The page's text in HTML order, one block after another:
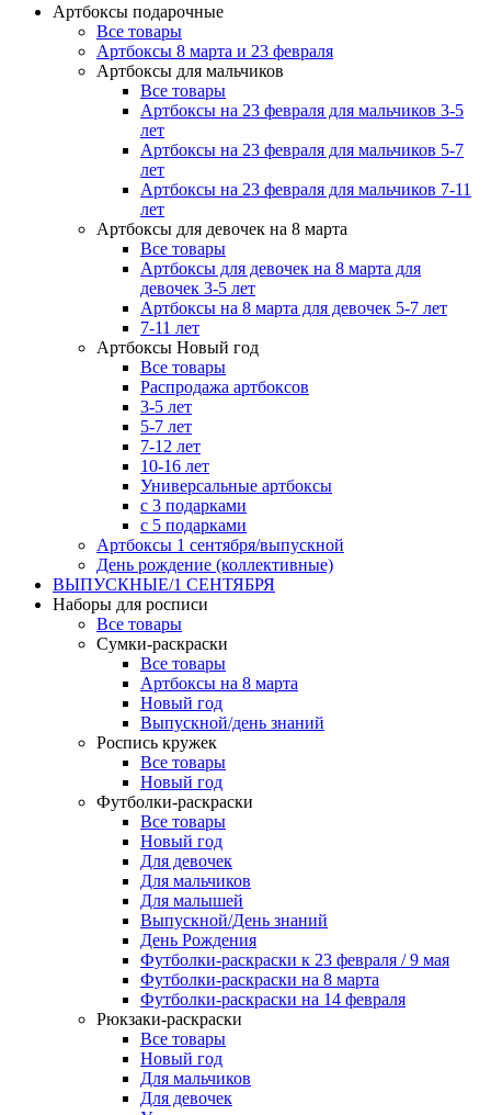
Артбоксы подарочные
Все товары
Артбоксы 8 марта и 23 февраля
Артбоксы для мальчиков
Все товары
Артбоксы на 23 февраля для мальчиков 3-5
лет
Артбоксы на 23 февраля для мальчиков 5-7
лет
Артбоксы на 23 февраля для мальчиков 7-11
лет
Артбоксы для девочек на 8 марта
Все товары
Артбоксы для девочек на 8 марта для
девочек 3-5 лет
Артбоксы на 8 марта для девочек 5-7 лет
7-11 лет
Артбоксы Новый год
Все товары
Распродажа артбоксов
3-5 лет
5-7 лет
7-12 лет
10-16 лет
Универсальные артбоксы
с 3 подарками
с 5 подарками
Артбоксы 1 сентября/выпускной
День рождение (коллективные)
ВЫПУСКНЫЕ/1 СЕНТЯБРЯ
Наборы для росписи
Все товары
Сумки-раскраски
Все товары
Артбоксы на 8 марта
Новый год
Выпускной/день знаний
Роспись кружек
Все товары
Новый год
Футболки-раскраски
Все товары
Новый год
Для девочек
Для мальчиков
Для малышей
Выпускной/День знаний
День Рождения
Футболки-раскраски к 23 февраля / 9 мая
Футболки-раскраски на 8 марта
Футболки-раскраски на 14 февраля
Рюкзаки-раскраски
Все товары
Новый год
Для мальчиков
Для девочек